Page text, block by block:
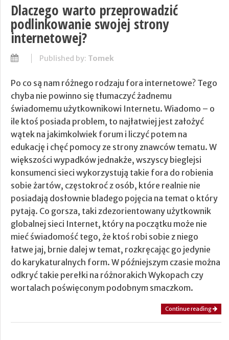
Dlaczego warto przeprowadzić
podlinkowanie swojej strony
internetowej?
Published by: Tomek
Po co są nam różnego rodzaju fora internetowe? Tego
chyba nie powinno się tłumaczyć żadnemu
świadomemu użytkownikowi Internetu. Wiadomo – o
ile ktoś posiada problem, to najłatwiej jest założyć
wątek na jakimkolwiek forum i liczyć potem na
edukację i chęć pomocy ze strony znawców tematu. W
większości wypadków jednakże, wszyscy bieglejsi
konsumenci sieci wykorzystują takie fora do robienia
sobie żartów, częstokroć z osób, które realnie nie
posiadają dosłownie bladego pojęcia na temat o który
pytają. Co gorsza, taki zdezorientowany użytkownik
globalnej sieci Internet, który na początku może nie
mieć świadomość tego, że ktoś robi sobie z niego
łatwe jaj, brnie dalej w temat, rozkręcając go jedynie
do karykaturalnych form. W późniejszym czasie można
odkryć takie perełki na różnorakich Wykopach czy
wortalach poświęconym podobnym smaczkom.
Continue reading